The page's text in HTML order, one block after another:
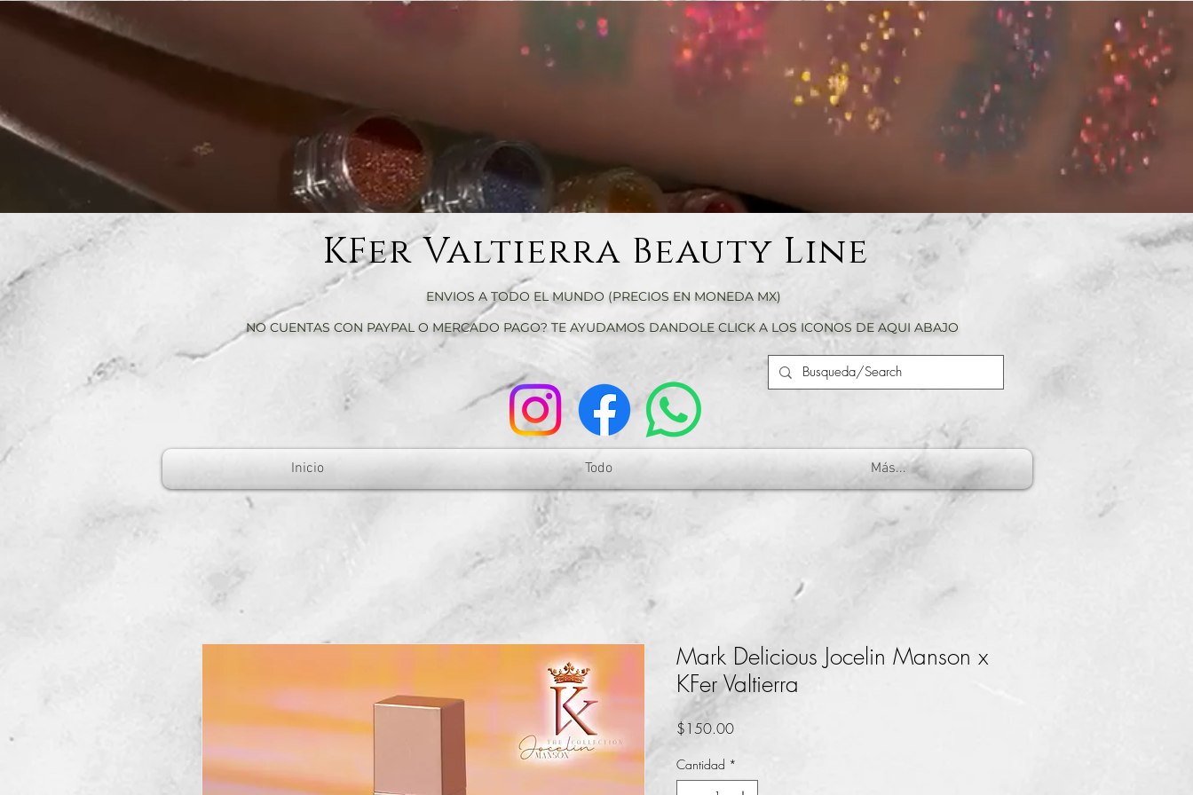
KFer Valtierra Beauty Line
ENVIOS A TODO EL MUNDO (PRECIOS EN MONEDA MX)
NO CUENTAS CON PAYPAL O MERCADO PAGO? TE AYUDAMOS DANDOLE CLICK A LOS ICONOS DE AQUI ABAJO
Inicio Todo Más...
Mark Delicious Jocelin Manson x
KFer Valtierra
$150.00Precio
Cantidad *